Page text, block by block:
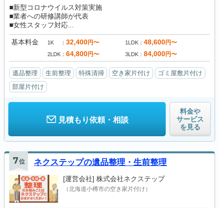
■新型コロナウイルス対策実施
■業者への研修講師が代表
■女性スタッフ対応...
基本料金 1K 32,400円〜 1LDK 48,600円〜
2LDK 64,800円〜 3LDK 84,000円〜
遺品整理 生前整理 特殊清掃 空き家片付け
ゴミ屋敷片付け
部屋片付け
見積もり依頼・相談
料金や
サービス
を見る
7位 ネクステップの遺品整理・生前整理
[運営会社] 株式会社ネクステップ
（北海道小樽市の空き家片付け）